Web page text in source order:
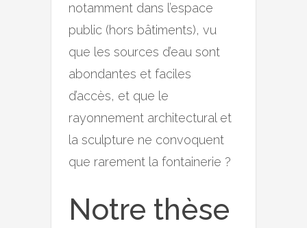
notamment dans l’espace
public (hors bâtiments), vu
que les sources d’eau sont
abondantes et faciles
d’accès, et que le
rayonnement architectural et
la sculpture ne convoquent
que rarement la fontainerie ?
Notre thèse